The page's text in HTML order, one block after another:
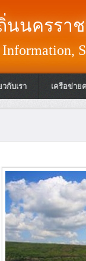
นนครรา
วกับเรา เครือข่าย